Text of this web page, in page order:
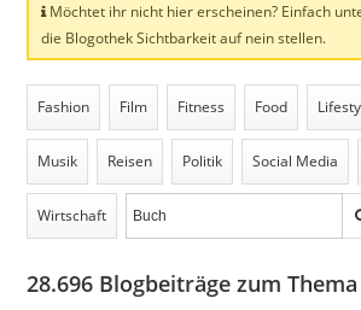
Möchtet ihr nicht hier erscheinen? Einfach
die Blogothek Sichtbarkeit auf nein stellen.
Fashion Film Fitness Food
Musik Reisen Politik Social Media
Wirtschaft
28.696 Blogbeiträge zum